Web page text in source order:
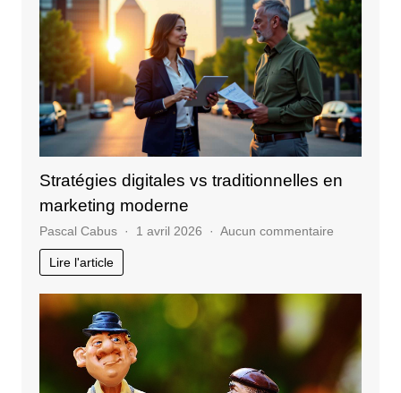
Stratégies digitales vs traditionnelles en
marketing moderne
Pascal Cabus 1 avril 2026 Aucun commentairesur
vs
marketing
moderne
Lire l'article